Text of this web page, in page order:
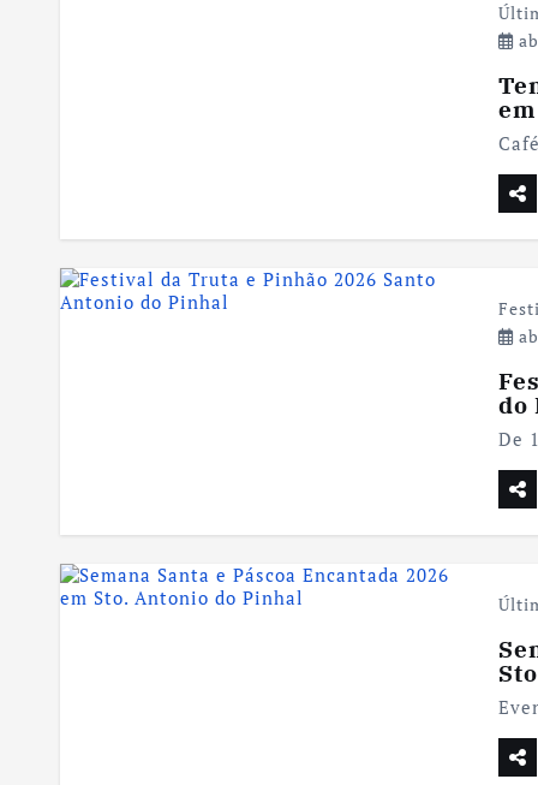
do
De